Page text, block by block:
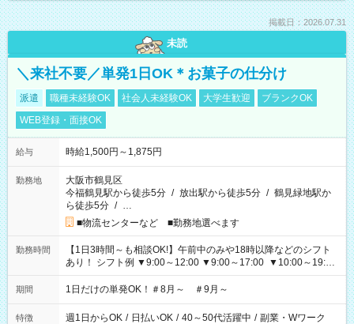
掲載日：2026.07.31
未読
＼来社不要／単発1日OK＊お菓子の仕分け
派遣 職種未経験OK 社会人未経験OK 大学生歓迎
ブランクOK
WEB登録・面接OK
給与 時給1,500円～1,875円
勤務地
大阪市鶴見区
今福鶴見駅から徒歩5分 / 放出駅から徒歩5分 / 鶴見緑地駅か
ら徒歩5分 / …
■物流センターなど ■勤務地選べます
勤務時間
【1日3時間～も相談OK!】午前中のみや18時以降などのシフト
あり！ シフト例 ▼9:00～12:00 ▼9:00～17:00 ▼10:00～19:00
▼18:00～21:00
期間 1日だけの単発OK！＃8月～ ＃9月～
特徴 週1日からOK / 日払いOK / 40～50代活躍中 / 副業・Wワーク